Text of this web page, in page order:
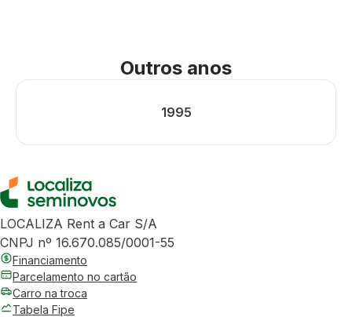
Outros anos
1995
LOCALIZA Rent a Car S/A
CNPJ nº 16.670.085/0001-55
Financiamento
Parcelamento no cartão
Carro na troca
Tabela Fipe